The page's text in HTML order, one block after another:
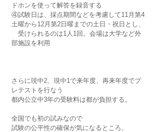
ドホンを使って解答を録音する
④試験日は、採点期間などを考慮して11月第4
土曜から12月第2日曜までの土日・祝日とし、
受けられるのは1人1回。会場は大学など外
部施設を利用
さらに現中2、現中1で来年度、再来年度でプ
レテストを行なう
都内公立中3年の受験料は都が負担する。
全国でも初の試みなので
試験の公平性の確保が気になるところ。